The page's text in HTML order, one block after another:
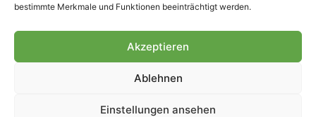
bestimmte Merkmale und Funktionen beeinträchtigt werden.
Akzeptieren
Ablehnen
Einstellungen ansehen
Nationalbibliothek (ISSN 1868-
Weiterverarbeitung, auch
Genehmigung.